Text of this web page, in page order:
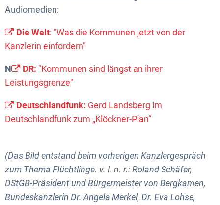
Audiomedien:
Die Welt: "Was die Kommunen jetzt von der
Kanzlerin einfordern"
N DR: "Kommunen sind längst an ihrer
Leistungsgrenze"
Deutschlandfunk: Gerd Landsberg im
Deutschlandfunk zum „Klöckner-Plan“
(Das Bild entstand beim vorherigen Kanzlergespräch
zum Thema Flüchtlinge. v. l. n. r.: Roland Schäfer,
DStGB-Präsident und Bürgermeister von Bergkamen,
Bundeskanzlerin Dr. Angela Merkel, Dr. Eva Lohse,